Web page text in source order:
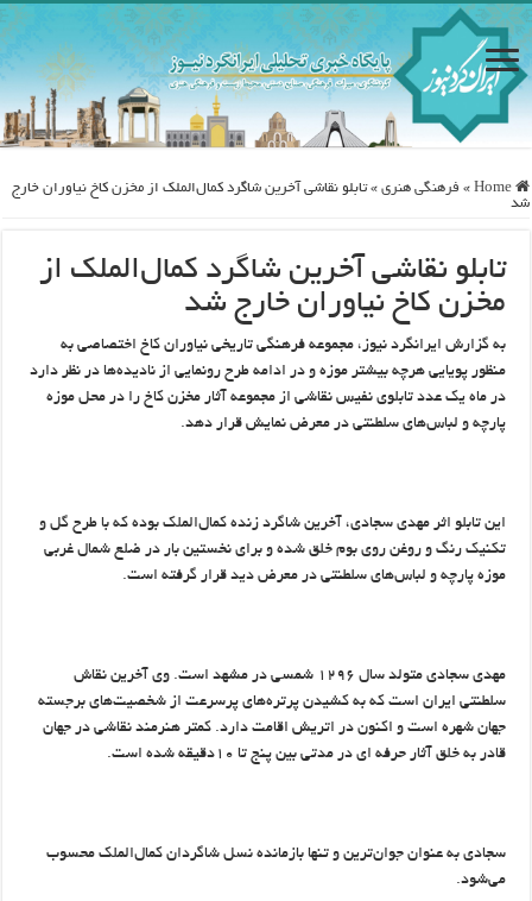
Home
» فرهنگی هنری » تابلو نقاشی آخرین شاگرد کمال‌الملک از مخزن کاخ نیاوران خارج
شد
تابلو نقاشی آخرین شاگرد کمال‌الملک از
مخزن کاخ نیاوران خارج شد
به گزارش ایرانگرد نیوز، مجموعه فرهنگی تاریخی نیاوران کاخ اختصاصی به
منظور پویایی هرچه بیشتر موزه و در ادامه طرح رونمایی از نادیده‌ها در نظر دارد
در ماه یک عدد تابلوی نفیس نقاشی از مجموعه آثار مخزن کاخ را در محل موزه
پارچه و لباس‌های سلطنتی در معرض نمایش قرار دهد.
این تابلو اثر مهدی سجادی، آخرین شاگرد زنده کمال‌الملک بوده که با طرح گل و
تکنیک رنگ و روغن روی بوم خلق شده و برای نخستین بار در ضلع شمال غربی
موزه پارچه و لباس‌های سلطنتی در معرض دید قرار گرفته است.
مهدی سجادی متولد سال ۱۲۹۶ شمسی در مشهد است. وی آخرین نقاش
سلطنتی ایران است که به کشیدن پرتره‌های پر‌سرعت از شخصیت‌های برجسته‌
جهان شهره است و اکنون در اتریش اقامت دارد. كمتر هنرمند نقاشی در جهان
قادر به خلق آثار حرفه ای در مدتی بین پنج تا ۱۰دقیقه شده است.
سجادی به عنوان جوان‌ترین و تنها بازمانده نسل شاگردان كمال‌الملك محسوب
می‌شود.